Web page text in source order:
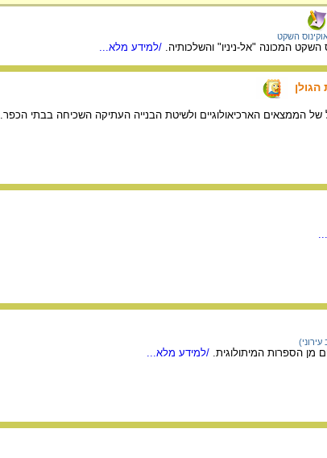
השקט
המכונה "אל-ניניו" והשלכותיה. /למידע מלא...
של הממצאים הארכיאולוגיים ולשיטת הבנייה העתיקה השכיחה בבתי הכפר.
מן הספרות המיתולוגית. /למידע מלא...